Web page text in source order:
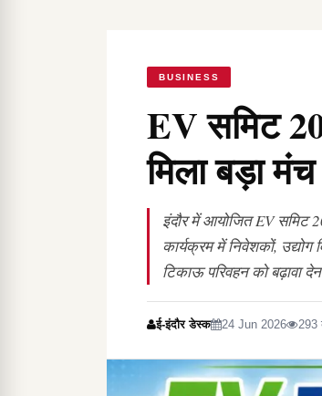
BUSINESS
EV समिट
मिला बड़ा मंच
इंदौर में आयोजित EV समिट
कार्यक्रम में निवेशकों, उद्योग
टिकाऊ परिवहन को बढ़ावा
ई-इंदौर डेस्क 24 Jun 2026 293